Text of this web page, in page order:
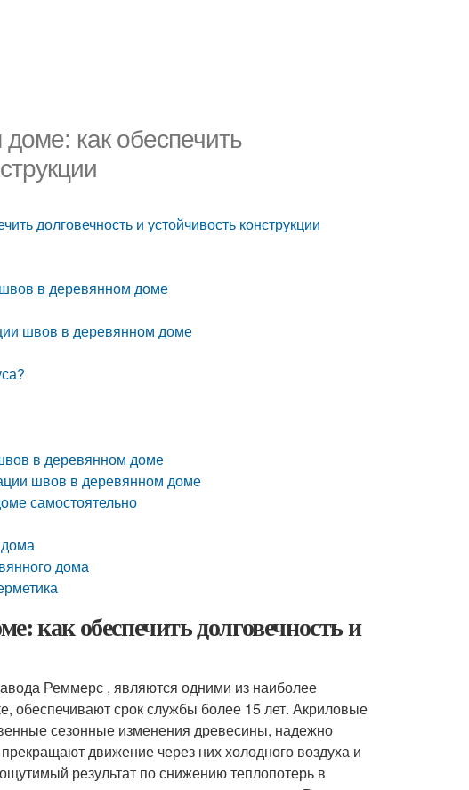
как обеспечить
долговечность и устойчивость конструкции
в деревянном доме
швов в деревянном доме
в деревянном доме
швов в деревянном доме
самостоятельно
дома
как обеспечить долговечность и
Реммерс , являются одними из наиболее
обеспечивают срок службы более 15 лет. Акриловые
сезонные изменения древесины, надежно
движение через них холодного воздуха и
результат по снижению теплопотерь в